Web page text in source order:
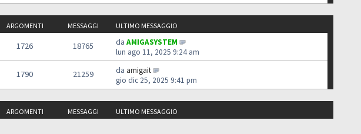
ARGOMENTI MESSAGGI ULTIMO MESSAGGIO
1726 18765 da AMIGASYSTEM
lun ago 11, 2025 9:24 am
1790 21259 da amigait
gio dic 25, 2025 9:41 pm
ARGOMENTI MESSAGGI ULTIMO MESSAGGIO